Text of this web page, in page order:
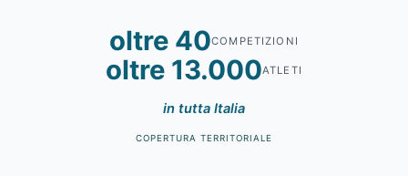
oltre 40COMPETIZIONI
oltre 13.000ATLETI
in tutta Italia
COPERTURA TERRITORIALE